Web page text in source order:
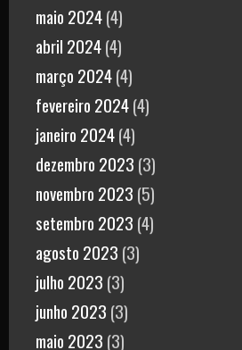
maio 2024(4)
abril 2024(4)
março 2024(4)
fevereiro 2024(4)
janeiro 2024(4)
dezembro 2023 (3)
novembro 2023 (5)
setembro 2023 (4)
agosto 2023 (3)
julho 2023 (3)
junho 2023 (3)
maio 2023 (3)